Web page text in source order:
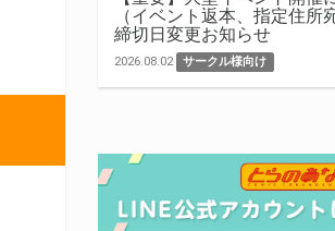
（イベント返本、指定住所
締切日変更お知らせ
2026.08.02 サークル様向け